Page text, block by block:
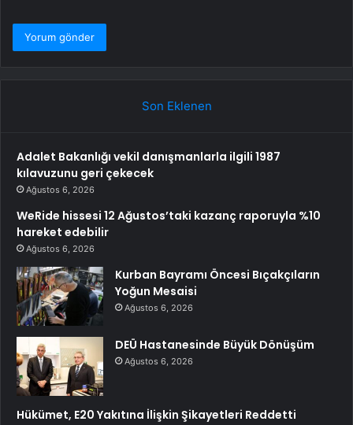
Son Eklenen
Adalet Bakanlığı vekil danışmanlarla ilgili 1987
kılavuzunu geri çekecek
Ağustos 6, 2026
WeRide hissesi 12 Ağustos’taki kazanç raporuyla %10
hareket edebilir
Ağustos 6, 2026
Kurban Bayramı Öncesi Bıçakçıların
Yoğun Mesaisi
Ağustos 6, 2026
DEÜ Hastanesinde Büyük Dönüşüm
Ağustos 6, 2026
Hükümet, E20 Yakıtına İlişkin Şikayetleri Reddetti